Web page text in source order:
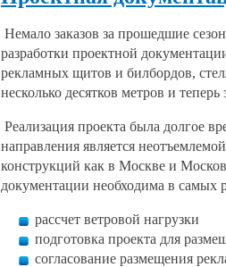
Немало заказов за прошедшие
разработки проектной
рекламных щитов и билбордов,
несколько десятков метров и
Реализация проекта была долгое
направления является
конструкций как в Москве и
документации необходима в самых
рассчет ветровой нагрузки
подготовка проекта для
согласование размещения